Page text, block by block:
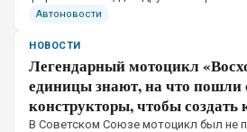
если инспектор ГИБДД начинает
Автоновости
НОВОСТИ
Легендарный мотоцикл
единицы знают, на что пошли
конструкторы, чтобы создать
В Советском Союзе мотоцикл был не